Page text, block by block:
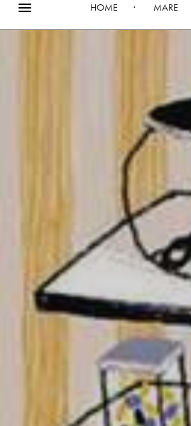
HOME MARE